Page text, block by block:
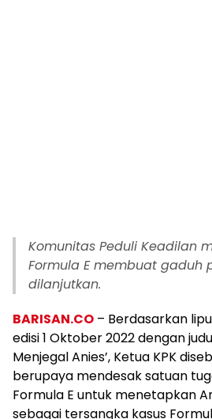
Komunitas Peduli Keadilan
Formula E membuat gaduh
dilanjutkan.
BARISAN.CO – Berdasarkan
edisi 1 Oktober 2022 dengan
Menjegal Anies’, Ketua KPK
berupaya mendesak satuan
Formula E untuk menetapkan
sebagai tersangka kasus